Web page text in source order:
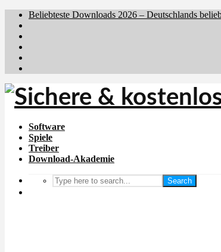
Beliebteste Downloads 2026 – Deutschlands
Software
Spiele
Treiber
Download-Akademie
Search